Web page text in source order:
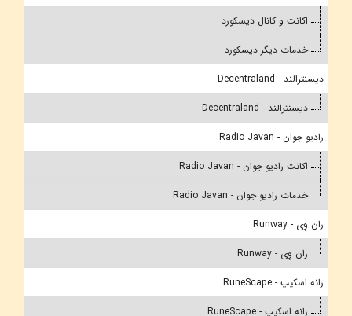
اکانت و کانال دیسکورد
خدمات دیگر دیسکورد
دیسنترالند - Decentraland
دیسنترالند - Decentraland
رادیو جوان - Radio Javan
اکانت رادیو جوان - Radio Javan
خدمات رادیو جوان - Radio Javan
ران وِی - Runway
ران وِی - Runway
رانه اسکیپ - RuneScape
رانه اسکیپ - RuneScape